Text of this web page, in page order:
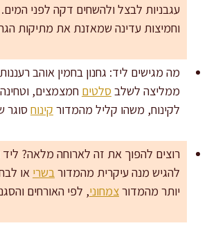
עגבניות לבצל ולהשחים דקה לפני המים.
וחמיצות עדינה שמאזנת את מתיקות
מה מגישים ליד: גחנון בחמין אוהב
ממליצה לשלב סלטים חמצמצים,
לקינוח, משהו קליל מהמדור קינוח סוגר
רוצים להפוך את זה לארוחה מלאה?
להגיש מנה עיקרית מהמדורבשרי או
יותר מהמדורצמחוני, לפי האורחים